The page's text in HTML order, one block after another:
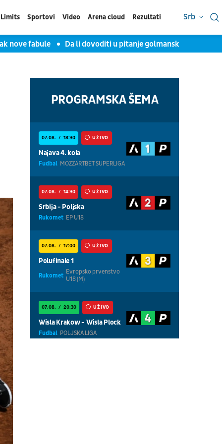
Limits Sportovi Video Arena cloud Rezultati Srb
Da li dovoditi u pitanje golmansku poziciju?
PROGRAMSKA ŠEMA
07.08. 18:30 UŽIVO
Najava 4. kola
Fudbal MOZZARTBET SUPERLIGA
07.08. 14:30 UŽIVO
Srbija - Poljska
Rukomet EP U18
07.08. 17:00 UŽIVO
Polufinale 1
Rukomet Evropsko prvenstvo
U18 (M)
07.08. 20:30 UŽIVO
Wisla Krakow - Wisla Plock
Fudbal POLJSKA LIGA